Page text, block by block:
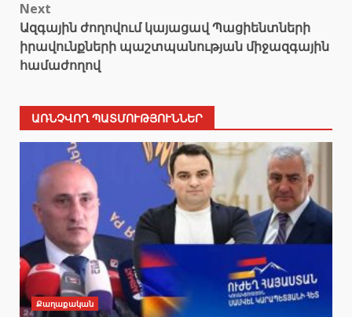
Next
Ազգային ժողովում կայացավ Պացիենտների
իրավունքների պաշտպանության միջազգային
համաժողով
ԱՌՆՉՎՈՂ ՊԱՏՄՈՒԹՅՈՒՆՆԵՐ
Քաղաքական